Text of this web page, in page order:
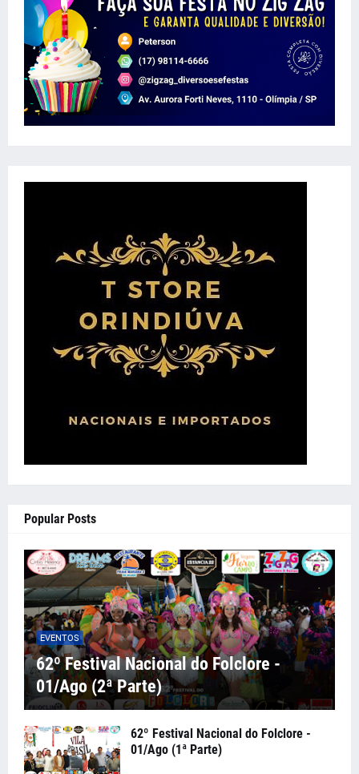
Popular Posts
EVENTOS
62º Festival Nacional do Folclore -
01/Ago (2ª Parte)
62º Festival Nacional do Folclore -
01/Ago (1ª Parte)